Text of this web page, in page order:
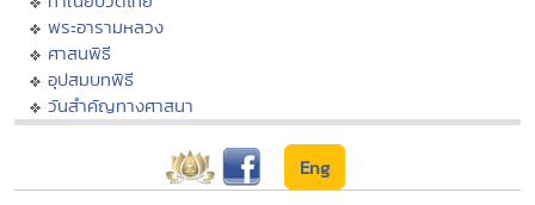
พระอารามหลวง
ศาสนพิธี
อุปสมบทพิธี
วันสำคัญทางศาสนา
Eng